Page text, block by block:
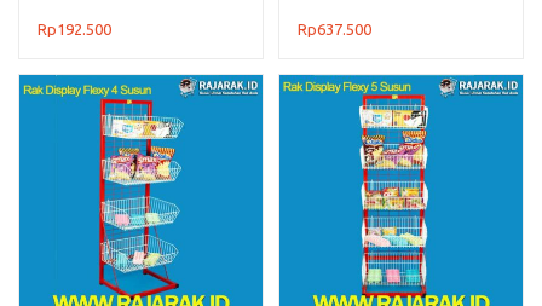
Rp192.500 Rp637.500